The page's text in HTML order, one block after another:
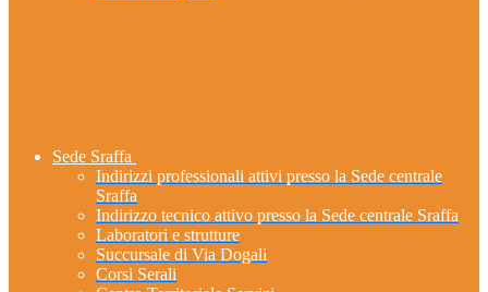
Sede Sraffa
Indirizzi professionali attivi presso la Sede centrale
Sraffa
Indirizzo tecnico attivo presso la Sede centrale Sraffa
Laboratori e strutture
Succursale di Via Dogali
Corsi Serali